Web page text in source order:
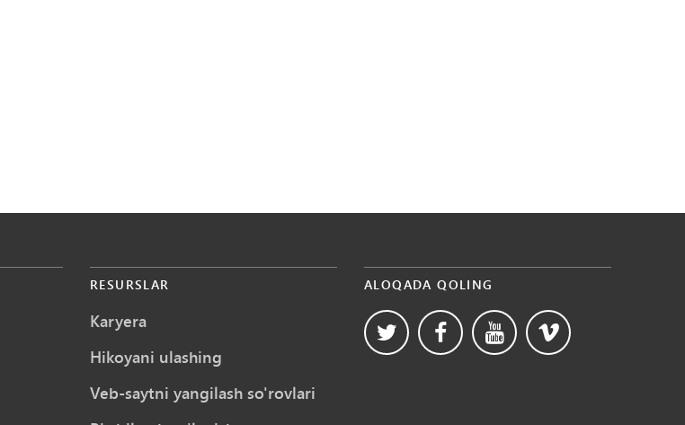
RESURSLAR
Karyera
Hikoyani ulashing
Veb-saytni yangilash so'rovlari
ALOQADA QOLING